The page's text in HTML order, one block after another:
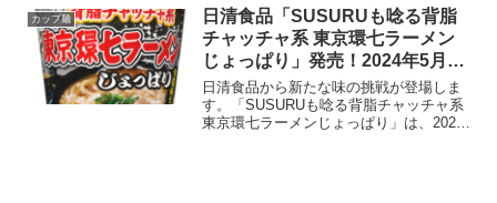
袋めんのパッケージでコラボレーション
していた「ちい...
カップ麺
日清食品「SUSURUも唸る背脂
チャッチャ系 東京環七ラーメン
じょっぱり」発売！2024年5月20
日から
日清食品から新たな味の挑戦が登場しま
す。「SUSURUも唸る背脂チャッチャ系
東京環七ラーメンじょっぱり」は、2024